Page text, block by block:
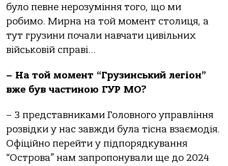
було певне нерозуміння того, що ми
робимо. Мирна на той момент столиця, а
тут грузини почали навчати цивільних
військовій справі…
– На той момент “Грузинський легіон”
вже був частиною ГУР МО?
– З представниками Головного управління
розвідки у нас завжди була тісна взаємодія.
Офіційно перейти у підпорядкування
“Острова” нам запропонували ще до 2024